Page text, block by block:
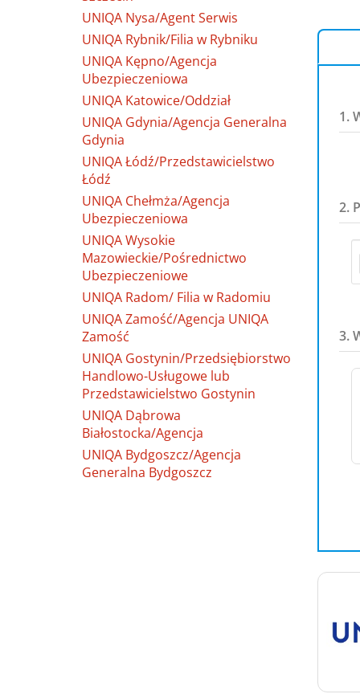
UNIQA Nysa/Agent Serwis
UNIQA Rybnik/Filia w Rybniku
UNIQA Kępno/Agencja
Ubezpieczeniowa
UNIQA Katowice/Oddział
UNIQA Gdynia/Agencja Generalna
Gdynia
UNIQA Łódź/Przedstawicielstwo
Łódź
UNIQA Chełmża/Agencja
Ubezpieczeniowa
UNIQA Wysokie
Mazowieckie/Pośrednictwo
Ubezpieczeniowe
UNIQA Radom/ Filia w Radomiu
UNIQA Zamość/Agencja UNIQA
Zamość
UNIQA Gostynin/Przedsiębiorstwo
Handlowo-Usługowe lub
Przedstawicielstwo Gostynin
UNIQA Dąbrowa
Białostocka/Agencja
UNIQA Bydgoszcz/Agencja
Generalna Bydgoszcz
1.
2.
3.